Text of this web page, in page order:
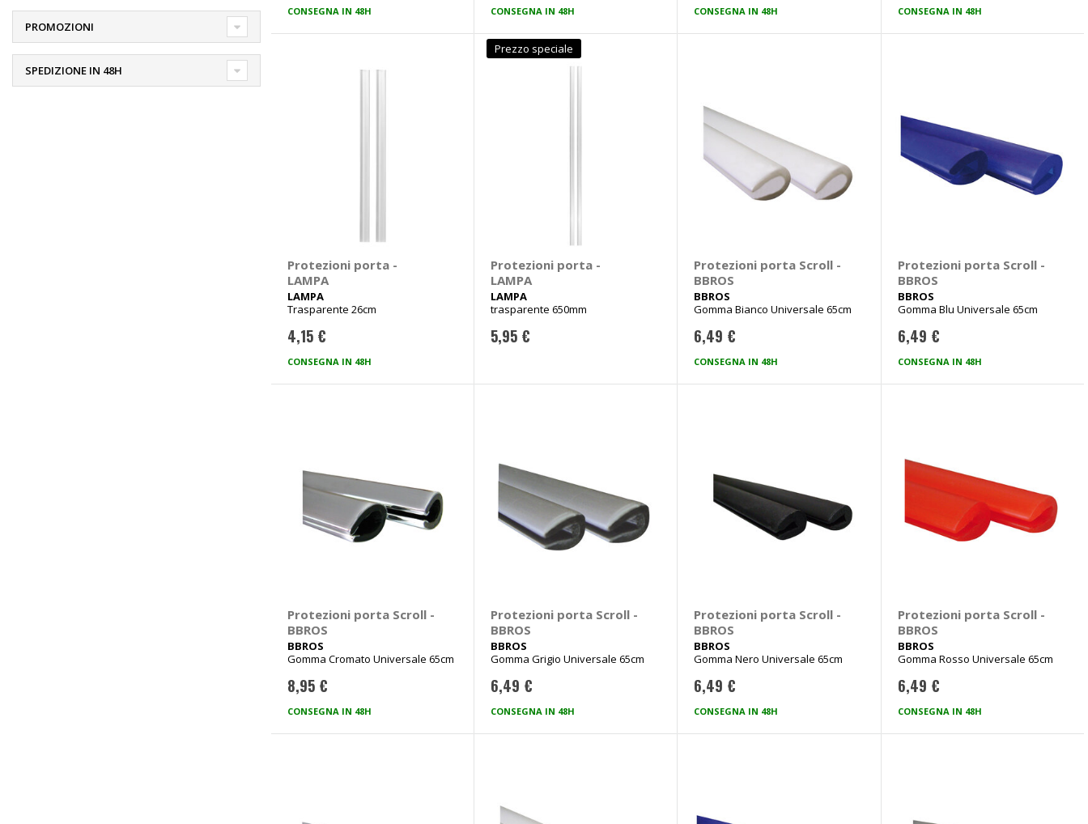
CONSEGNA IN 48H CONSEGNA IN 48H CONSEGNA IN 48H CONSEGNA IN 48H
Protezioni porta -
LAMPA
LAMPA
Trasparente 26cm
4,15 €
CONSEGNA IN 48H
Prezzo speciale
Protezioni porta -
LAMPA
LAMPA
trasparente 650mm
5,95 €
Protezioni porta Scroll -
BBROS
BBROS
Gomma Bianco Universale 65cm
6,49 €
CONSEGNA IN 48H
Protezioni porta Scroll -
BBROS
BBROS
Gomma Blu Universale 65cm
6,49 €
CONSEGNA IN 48H
Protezioni porta Scroll -
BBROS
BBROS
Gomma Cromato Universale 65cm
8,95 €
CONSEGNA IN 48H
Protezioni porta Scroll -
BBROS
BBROS
Gomma Grigio Universale 65cm
6,49 €
CONSEGNA IN 48H
Protezioni porta Scroll -
BBROS
BBROS
Gomma Nero Universale 65cm
6,49 €
CONSEGNA IN 48H
Protezioni porta Scroll -
BBROS
BBROS
Gomma Rosso Universale 65cm
6,49 €
CONSEGNA IN 48H
PROMOZIONI
SPEDIZIONE IN 48H